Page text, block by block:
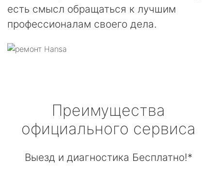
есть смысл обращаться к лучшим
профессионалам своего дела.
Преимущества
официального сервиса
Выезд и диагностика Бесплатно!*